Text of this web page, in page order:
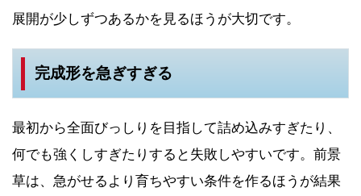
展開が少しずつあるかを見るほうが大切です。
完成形を急ぎすぎる
最初から全面びっしりを目指して詰め込みすぎたり、
何でも強くしすぎたりすると失敗しやすいです。前景
草は、急がせるより育ちやすい条件を作るほうが結果